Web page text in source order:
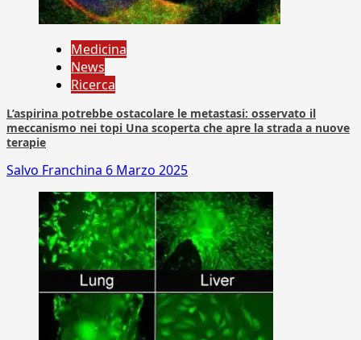
Medicina
News
Ricerca
L’aspirina potrebbe ostacolare le metastasi: osservato il
meccanismo nei topi Una scoperta che apre la strada a nuove
terapie
Salvo Franchina 6 Marzo 2025